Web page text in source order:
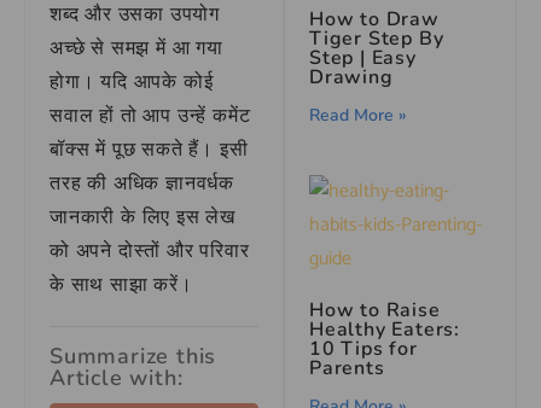
शब्द और उसका उपयोग
अच्छे से समझ में आ गया
होगा। यदि आपके कोई
सवाल हों तो आप उन्हें कमेंट
बॉक्स में पूछ सकते हैं। इसी
तरह की अधिक ज्ञानवर्धक
जानकारी के लिए इस लेख
को अपने दोस्तों और परिवार
के साथ साझा करें।
Summarize this
Article with:
How to Draw
Tiger Step By
Step | Easy
Drawing
Read More »
How to Raise
Healthy Eaters:
10 Tips for
Parents